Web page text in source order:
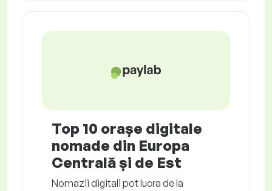
Top 10 orașe digitale
nomade din Europa
Centrală și de Est
Nomazii digitali pot lucra de la